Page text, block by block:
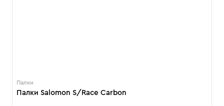
Палки
Палки Salomon S/Race Carbon